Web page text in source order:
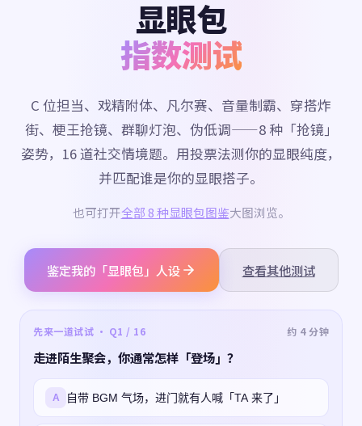
显眼包
指数测试
C 位担当、戏精附体、凡尔赛、音量制霸、穿搭炸
街、梗王抢镜、群聊灯泡、伪低调——8 种「抢镜」
姿势，16 道社交情境题。用投票法测你的显眼纯度，
并匹配谁是你的显眼搭子。
也可打开全部 8 种显眼包图鉴大图浏览。
鉴定我的「显眼包」人设 查看其他测试
先来一道试试 · Q1 / 16 约 4 分钟
走进陌生聚会，你通常怎样「登场」？
A 自带 BGM 气场，进门就有人喊「TA 来了」